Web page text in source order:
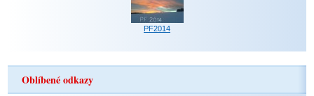
PF2014
Oblíbené odkazy